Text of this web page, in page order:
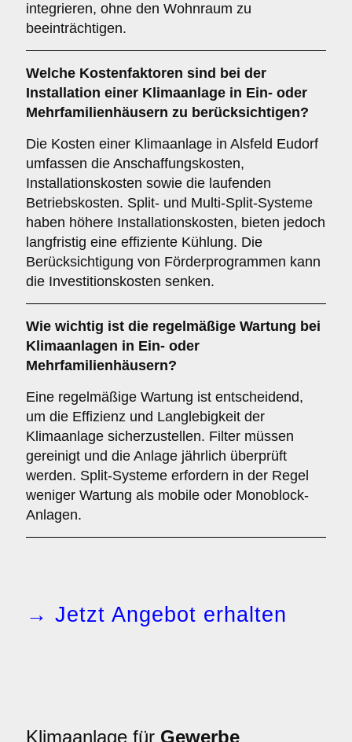
integrieren, ohne den Wohnraum zu
beeinträchtigen.
Welche Kostenfaktoren sind bei der
Installation einer Klimaanlage in Ein- oder
Mehrfamilienhäusern zu berücksichtigen?
Die Kosten einer Klimaanlage in Alsfeld Eudorf
umfassen die Anschaffungskosten,
Installationskosten sowie die laufenden
Betriebskosten. Split- und Multi-Split-Systeme
haben höhere Installationskosten, bieten jedoch
langfristig eine effiziente Kühlung. Die
Berücksichtigung von Förderprogrammen kann
die Investitionskosten senken.
Wie wichtig ist die regelmäßige Wartung bei
Klimaanlagen in Ein- oder
Mehrfamilienhäusern?
Eine regelmäßige Wartung ist entscheidend,
um die Effizienz und Langlebigkeit der
Klimaanlage sicherzustellen. Filter müssen
gereinigt und die Anlage jährlich überprüft
werden. Split-Systeme erfordern in der Regel
weniger Wartung als mobile oder Monoblock-
Anlagen.
→ Jetzt Angebot erhalten
Klimaanlage für Gewerbe